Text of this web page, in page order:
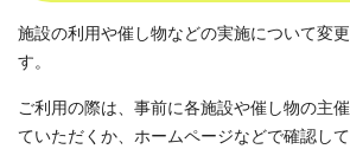
施設の利用や催し物などの実施について変
す。
ご利用の際は、事前に各施設や催し物の主
ていただくか、ホームページなどで確認して